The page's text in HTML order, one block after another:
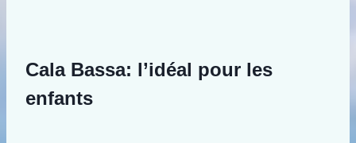
Cala Bassa: l’idéal pour les
enfants